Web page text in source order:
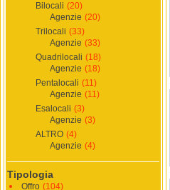
Bilocali (20)
Agenzie (20)
Trilocali (33)
Agenzie (33)
Quadrilocali (18)
Agenzie (18)
Pentalocali (11)
Agenzie (11)
Esalocali (3)
Agenzie (3)
ALTRO (4)
Agenzie (4)
Tipologia
Offro (104)